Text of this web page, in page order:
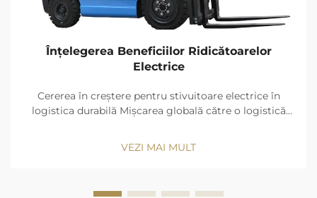
Înțelegerea Beneficiilor Ridicătoarelor
Electrice
Cererea în creștere pentru stivuitoare electrice în
logistica durabilă Mișcarea globală către o logistică
Cercetarea de piață Fairfield (2024)
VEZI MAI MULT